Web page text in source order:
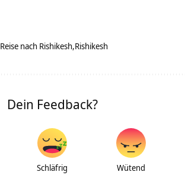
Reise nach Rishikesh Rishikesh
Dein Feedback?
Schläfrig Wütend